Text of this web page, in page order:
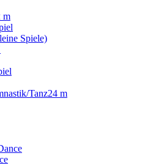
m
Spiele)
Tanz24 m